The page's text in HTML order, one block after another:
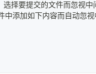
提交的文件而忽视中间
加如下内容而自动忽视